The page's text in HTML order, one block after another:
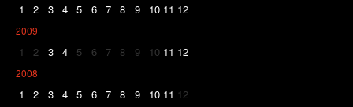
1 2 3 4 5 6 7 8 9 10 11 12
2009
1 2 3 4 5 6 7 8 9 10 11 12
2008
1 2 3 4 5 6 7 8 9 10 11 12